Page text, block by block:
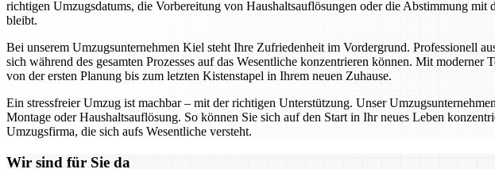
richtigen Umzugsdatums, die Vorbereitung von Haushaltsauflösungen oder die Abstimmung
bleibt.
Bei unserem Umzugsunternehmen Kiel steht Ihre Zufriedenheit im Vordergrund. Professionell
sich während des gesamten Prozesses auf das Wesentliche konzentrieren können. Mit
von der ersten Planung bis zum letzten Kistenstapel in Ihrem neuen Zuhause.
Ein stressfreier Umzug ist machbar – mit der richtigen Unterstützung. Unser
Montage oder Haushaltsauflösung. So können Sie sich auf den Start in Ihr neues Leben
Umzugsfirma, die sich aufs Wesentliche versteht.
Wir sind für Sie da